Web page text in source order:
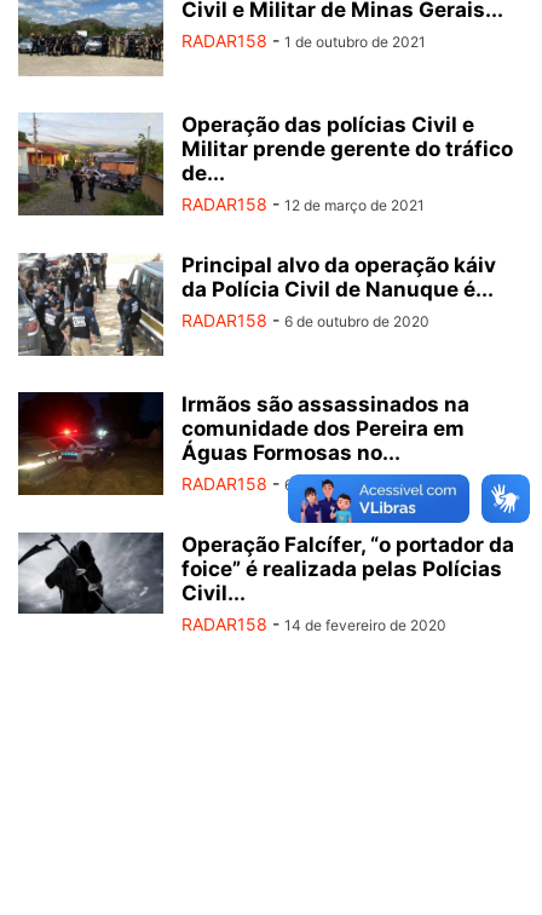
Civil e Militar de Minas Gerais...
RADAR158 - 1 de outubro de 2021
Operação das polícias Civil e
Militar prende gerente do tráfico
de...
RADAR158 - 12 de março de 2021
Principal alvo da operação káiv
da Polícia Civil de Nanuque é...
RADAR158 - 6 de outubro de 2020
Irmãos são assassinados na
comunidade dos Pereira em
Águas Formosas no...
RADAR158 - 6 de maio de 2020
Operação Falcífer, “o portador da
foice” é realizada pelas Polícias
Civil...
RADAR158 - 14 de fevereiro de 2020